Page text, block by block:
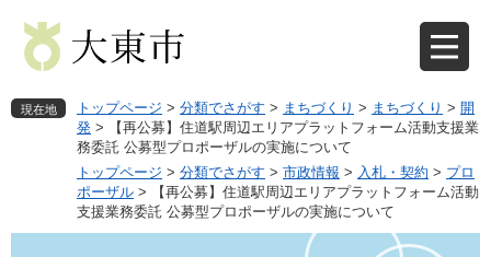
先
を 現在地 トップページ > 分類でさがす > まちづくり > まちづくり > 開
発 >
【再公募】住道駅周辺エリアプラットフォーム活動支援業
務委託 公募型プロポーザルの実施について
トップページ > 分類でさがす > 市政情報 > 入札・契約 > プロ
ポーザル >
【再公募】住道駅周辺エリアプラットフォーム活動
支援業務委託 公募型プロポーザルの実施について